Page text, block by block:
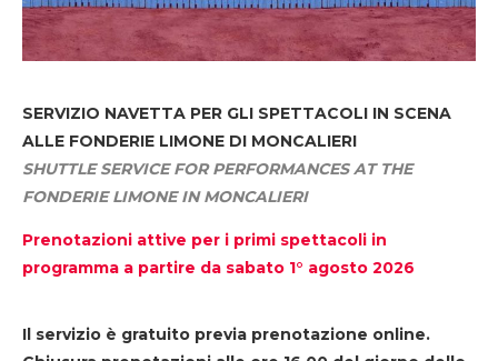
SERVIZIO NAVETTA PER GLI SPETTACOLI IN SCENA
ALLE FONDERIE LIMONE DI MONCALIERI
SHUTTLE SERVICE FOR PERFORMANCES AT THE
FONDERIE LIMONE IN MONCALIERI
Prenotazioni attive per i primi spettacoli in
programma a partire da sabato 1° agosto 2026
Il servizio è gratuito previa prenotazione online.